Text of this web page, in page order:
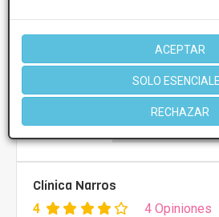
ACEPTAR
SOLO
RECHAZAR
Clínica Narros
4 4 Opiniones